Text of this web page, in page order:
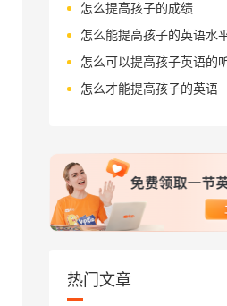
怎么提高孩子的成绩
怎么能提高孩子的英语水
怎么可以提高孩子英语的
怎么才能提高孩子的英语
热门文章